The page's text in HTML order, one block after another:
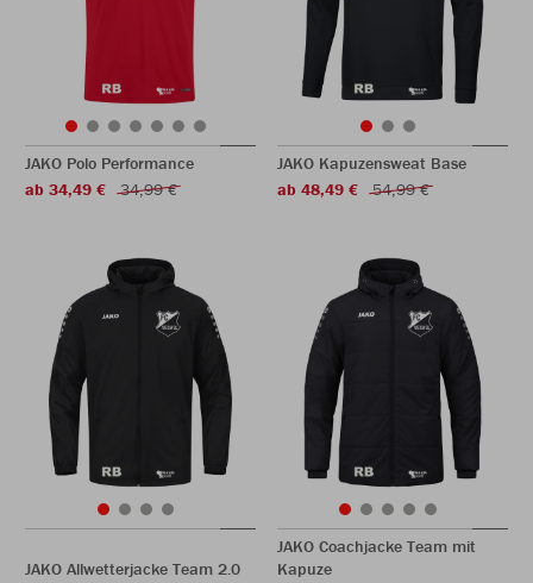
JAKO Polo Performance
ab 34,49 €
34,99 €
JAKO Kapuzensweat Base
ab 48,49 €
54,99 €
JAKO Allwetterjacke Team 2.0
JAKO Coachjacke Team mit
Kapuze